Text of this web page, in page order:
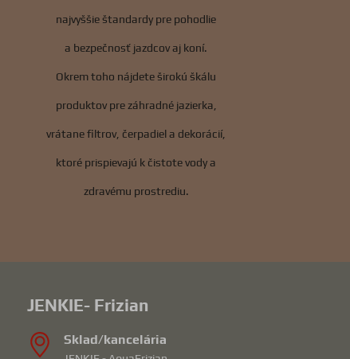
najvyššie štandardy pre pohodlie
a bezpečnosť jazdcov aj koní.
Okrem toho nájdete širokú škálu
produktov pre záhradné jazierka,
vrátane filtrov, čerpadiel a dekorácií,
ktoré prispievajú k čistote vody a
zdravému prostrediu.
JENKIE- Frizian
Sklad/kancelária